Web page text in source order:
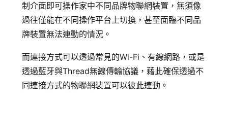
制介面即可操作家中不同品牌物聯網裝置，無須像
過往僅能在不同操作平台上切換，甚至面臨不同品
牌裝置無法連動的情況。
而連接方式可以透過常見的Wi-Fi、有線網路，或是
透過藍牙與Thread無線傳輸協議，藉此確保透過不
同連接方式的物聯網裝置可以彼此連動。